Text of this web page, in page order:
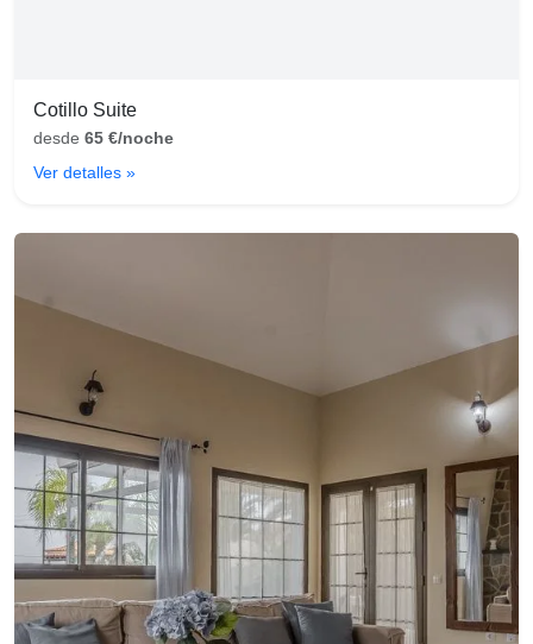
Cotillo Suite
desde 65 €/noche
Ver detalles »